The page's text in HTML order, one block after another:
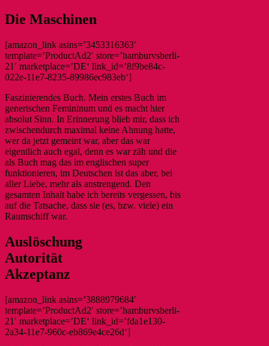
Die Maschinen
[amazon_link asins=’3453316363′
template=’ProductAd2′ store=’hamburvsberli-
21′ marketplace=’DE‘ link_id=’8f9be84c-
022e-11e7-8235-89986ec983eb‘]
Faszinierendes Buch. Mein erstes Buch im
generischen Femininum und es macht hier
absolut Sinn. In Erinnerung blieb mir, dass ich
zwischendurch maximal keine Ahnung hatte,
wer da jetzt gemeint war, aber das war
eigentlich auch egal, denn es war zäh und die
als Buch mag das im englischen super
funktionieren, im Deutschen ist das aber, bei
aller Liebe, mehr als anstrengend. Den
gesamten Inhalt habe ich bereits vergessen, bis
auf die Tatsache, dass sie (es, bzw. viele) ein
Raumschiff war.
Auslöschung
Autorität
Akzeptanz
[amazon_link asins=’3888979684′
template=’ProductAd2′ store=’hamburvsberli-
21′ marketplace=’DE‘ link_id=’fda1e130-
2a34-11e7-960c-eb869e4ce26d‘]